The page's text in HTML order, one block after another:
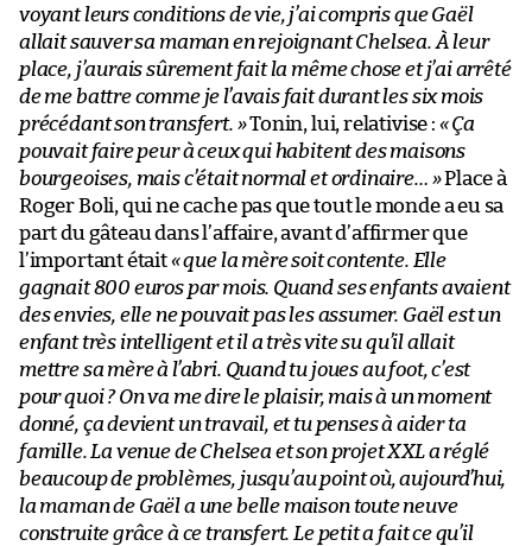
voyant leurs conditions de vie, j’ai compris que Gaël
allait sauver sa maman en rejoignant Chelsea. À leur
place, j’aurais sûrement fait la même chose et j’ai arrêté
de me battre comme je l’avais fait durant les six mois
précédant son transfert. »Tonin, lui, relativise : « Ça
pouvait faire peur à ceux qui habitent des maisons
bourgeoises, mais c’était normal et ordinaire… »Place à
Roger Boli, qui ne cache pas que tout le monde a eu sa
part du gâteau dans l’affaire, avant d’affirmer que
l’important était« que la mère soit contente. Elle
gagnait 800 euros par mois. Quand ses enfants avaient
des envies, elle ne pouvait pas les assumer. Gaël est un
enfant très intelligent et il a très vite su qu’il allait
mettre sa mère à l’abri. Quand tu joues au foot, c’est
pour quoi ? On va me dire le plaisir, mais à un moment
donné, ça devient un travail, et tu penses à aider ta
famille. La venue de Chelsea et son projet XXL a réglé
beaucoup de problèmes, jusqu’au point où, aujourd’hui,
la maman de Gaël a une belle maison toute neuve
construite grâce à ce transfert. Le petit a fait ce qu’il